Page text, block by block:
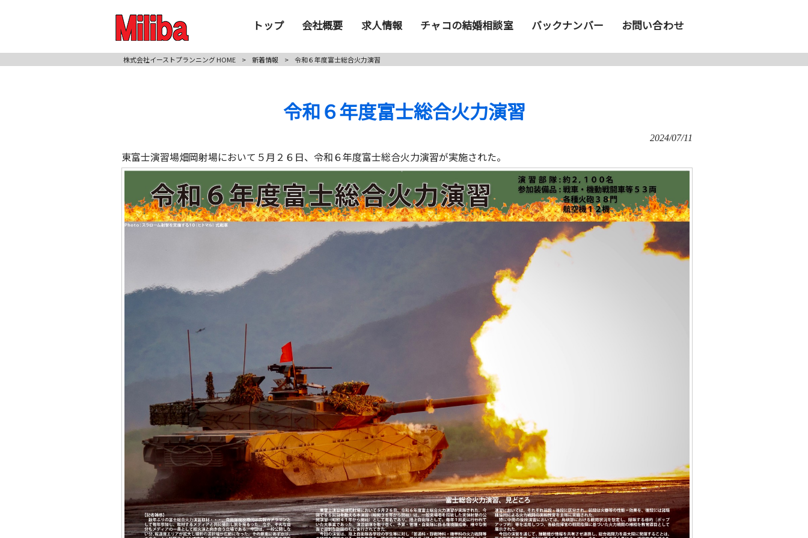
トップ 会社概要 求人情報 チャコの結婚相談室 バックナンバー お問い合わせ
株式会社イーストプランニング HOME > 新着情報 > 令和６年度富士総合火力演習
令和６年度富士総合火力演習
2024/07/11
東富士演習場畑岡射場において５月２６日、令和６年度富士総合火力演習が実施された。